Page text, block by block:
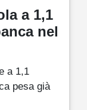
a 1,1
nel
a 1,1
pesa già